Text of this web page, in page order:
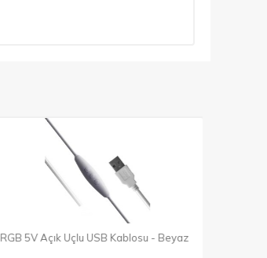
RGB 5V Açık Uçlu USB Kablosu - Beyaz